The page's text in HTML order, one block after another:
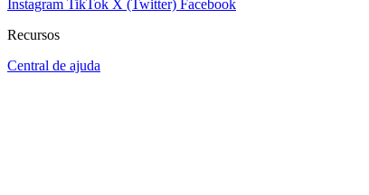
Instagram TikTok X (Twitter) Facebook
Recursos
Central de ajuda